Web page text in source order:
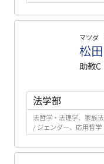
マツダ
松
助教C
法学部
法哲学・法理学、家族
/ ジェンダー、応用哲学